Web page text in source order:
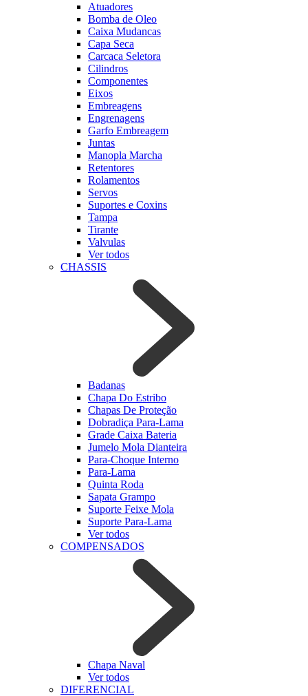
Atuadores
Bomba de Oleo
Caixa Mudancas
Capa Seca
Carcaca Seletora
Cilindros
Componentes
Eixos
Embreagens
Engrenagens
Garfo Embreagem
Juntas
Manopla Marcha
Retentores
Rolamentos
Servos
Suportes e Coxins
Tampa
Tirante
Valvulas
Ver todos
CHASSIS
Badanas
Chapa Do Estribo
Chapas De Proteção
Dobradiça Para-Lama
Grade Caixa Bateria
Jumelo Mola Dianteira
Para-Choque Interno
Para-Lama
Quinta Roda
Sapata Grampo
Suporte Feixe Mola
Suporte Para-Lama
Ver todos
COMPENSADOS
Chapa Naval
Ver todos
DIFERENCIAL